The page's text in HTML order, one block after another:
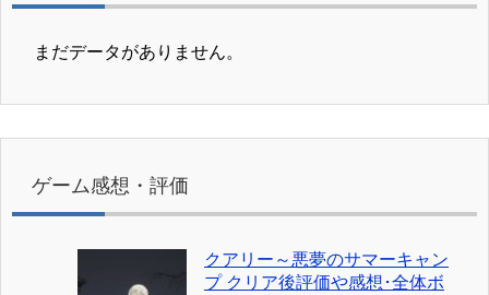
まだデータがありません。
ゲーム感想・評価
クアリー～悪夢のサマーキャン
プ クリア後評価や感想･全体ボ